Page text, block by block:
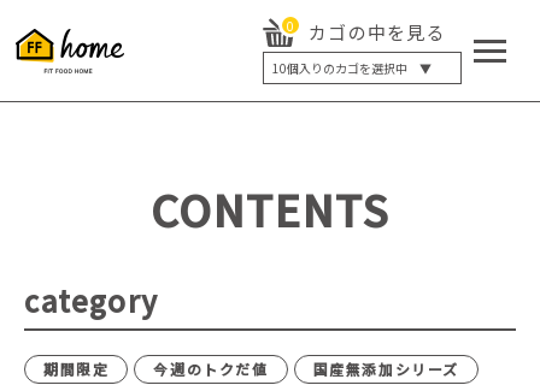
0 カゴの中を見る
10個入りのカゴを選択中 ▼
5個入り
20個入り
最大12%OFF
CONTENTS
category
期間限定 今週のトクだ値
国産無添加シリーズ